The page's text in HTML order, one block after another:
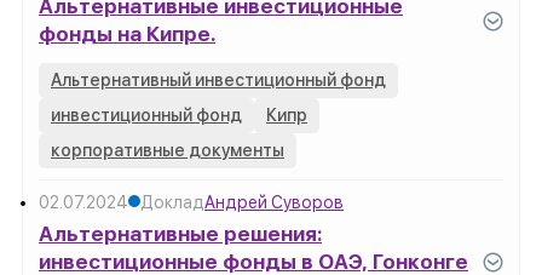
Альтернативные инвестиционные
фонды на Кипре.
Альтернативный инвестиционный фонд
инвестиционный фонд
Кипр
корпоративные документы
02.07.2024 ДокладАндрей Суворов
Альтернативные решения:
инвестиционные фонды в ОАЭ, Гонконге